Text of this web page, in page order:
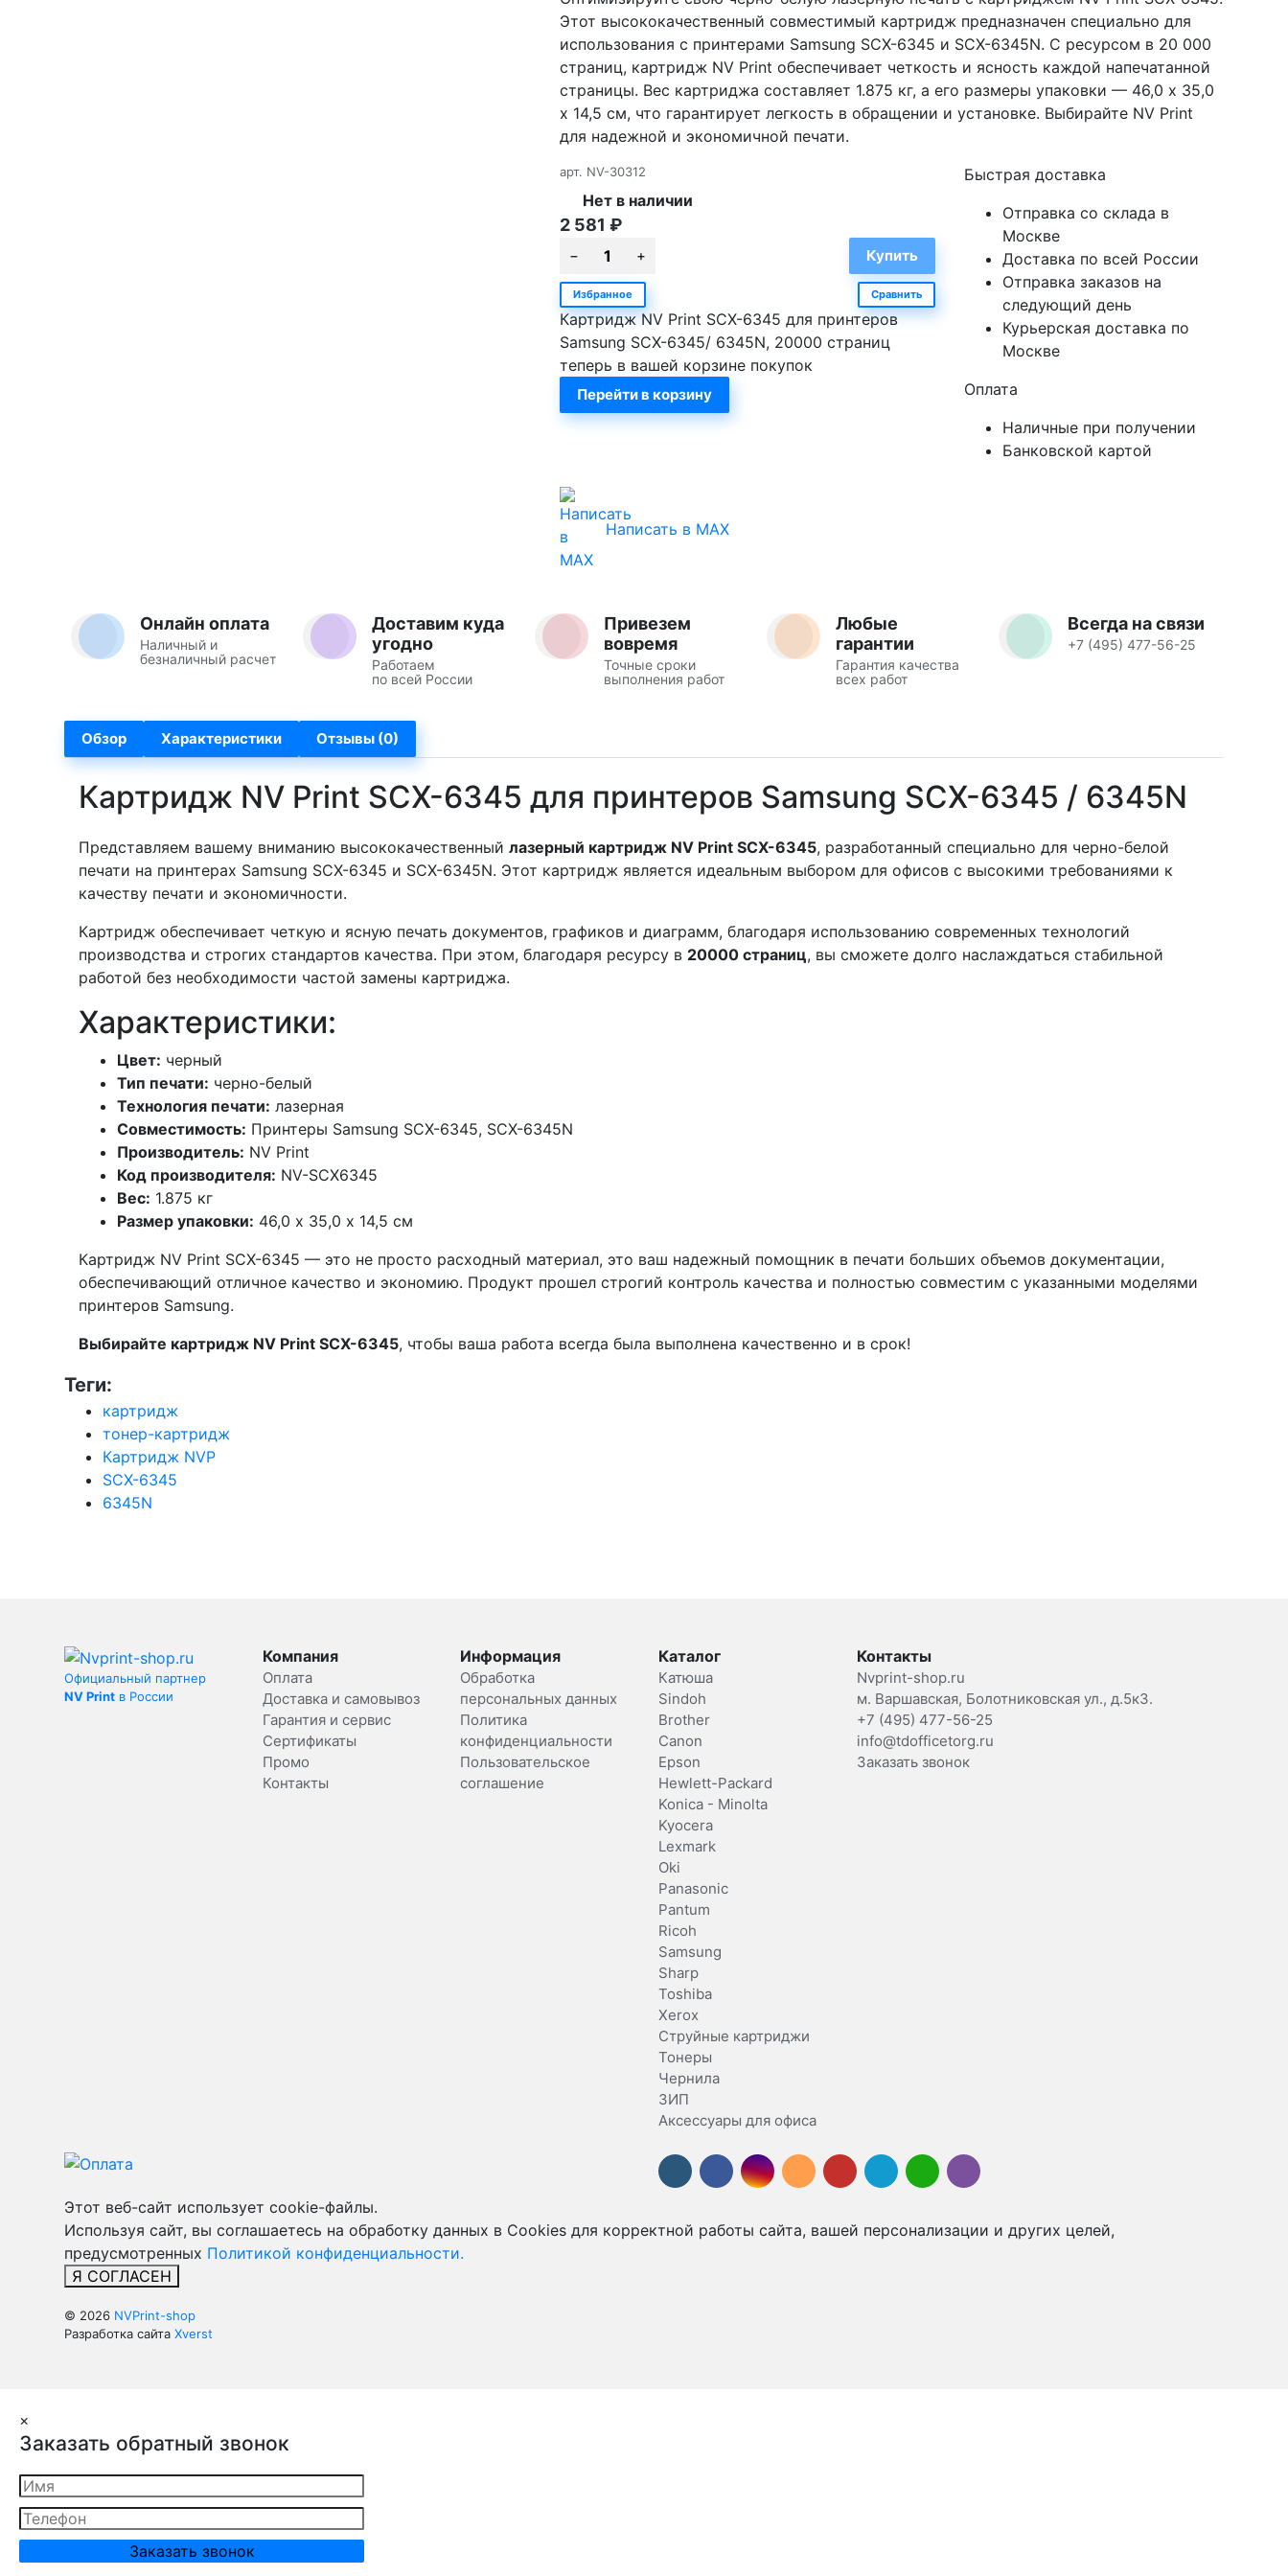
Этот высококачественный совместимый картридж предназначен специально для
использования с принтерами Samsung SCX-6345 и SCX-6345N. С ресурсом в 20 000
страниц, картридж NV Print обеспечивает четкость и ясность каждой напечатанной
страницы. Вес картриджа составляет 1.875 кг, а его размеры упаковки — 46,0 х 35,0
х 14,5 см, что гарантирует легкость в обращении и установке. Выбирайте NV Print
для надежной и экономичной печати.
арт. NV-30312
Нет в наличии
2 581 ₽
Избранное Сравнить
Картридж NV Print SCX-6345 для принтеров
Samsung SCX-6345/ 6345N, 20000 страниц
теперь в вашей корзине покупок
Перейти в корзину
Быстрая доставка
Отправка со склада в
Москве
Доставка по всей России
Отправка заказов на
следующий день
Курьерская доставка по
Москве
Оплата
Наличные при получении
Банковской картой
Написать в MAX
Онлайн оплата
Наличный и
безналичный расчет
Доставим куда
угодно
Работаем
по всей России
Привезем
вовремя
Точные сроки
выполнения работ
Любые
гарантии
Гарантия качества
всех работ
Всегда на связи
+7 (495) 477-56-25
Обзор Характеристики Отзывы (0)
Картридж NV Print SCX-6345 для принтеров Samsung SCX-6345 / 6345N
Представляем вашему вниманию высококачественный лазерный картридж NV Print SCX-6345, разработанный специально для черно-белой
печати на принтерах Samsung SCX-6345 и SCX-6345N. Этот картридж является идеальным выбором для офисов с высокими требованиями к
качеству печати и экономичности.
Картридж обеспечивает четкую и ясную печать документов, графиков и диаграмм, благодаря использованию современных технологий
производства и строгих стандартов качества. При этом, благодаря ресурсу в 20000 страниц, вы сможете долго наслаждаться стабильной
работой без необходимости частой замены картриджа.
Характеристики:
Цвет: черный
Тип печати: черно-белый
Технология печати: лазерная
Совместимость: Принтеры Samsung SCX-6345, SCX-6345N
Производитель: NV Print
Код производителя: NV-SCX6345
Вес: 1.875 кг
Размер упаковки: 46,0 х 35,0 х 14,5 см
Картридж NV Print SCX-6345 — это не просто расходный материал, это ваш надежный помощник в печати больших объемов документации,
обеспечивающий отличное качество и экономию. Продукт прошел строгий контроль качества и полностью совместим с указанными моделями
принтеров Samsung.
Выбирайте картридж NV Print SCX-6345, чтобы ваша работа всегда была выполнена качественно и в срок!
Теги:
картридж
тонер-картридж
Картридж NVP
SCX-6345
6345N
Официальный партнер
NV Print в России
Компания
Оплата
Доставка и самовывоз
Гарантия и сервис
Сертификаты
Промо
Контакты
Информация
Обработка
персональных данных
Политика
конфиденциальности
Пользовательское
соглашение
Каталог
Катюша
Sindoh
Brother
Canon
Epson
Hewlett-Packard
Konica - Minolta
Kyocera
Lexmark
Oki
Panasonic
Pantum
Ricoh
Samsung
Sharp
Toshiba
Xerox
Струйные картриджи
Тонеры
Чернила
ЗИП
Аксессуары для офиса
Контакты
Nvprint-shop.ru
м. Варшавская, Болотниковская ул., д.5к3.
+7 (495) 477-56-25
info@tdofficetorg.ru
Заказать звонок
Этот веб-сайт использует cookie-файлы.
Используя сайт, вы соглашаетесь на обработку данных в Cookies для корректной работы сайта, вашей персонализации и других целей,
предусмотренных Политикой конфиденциальности.
Я СОГЛАСЕН
© 2026 NVPrint-shop
Разработка сайта Xverst
×
Заказать обратный звонок